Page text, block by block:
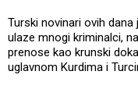
Turski novinari ovih dana
ulaze mnogi kriminalci,
prenose kao krunski
uglavnom Kurdima i